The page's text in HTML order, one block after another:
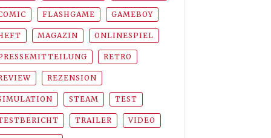
FLASHGAME GAMEBOY
MAGAZIN ONLINESPIEL
RETRO
REZENSION
STEAM TEST
TRAILER VIDEO